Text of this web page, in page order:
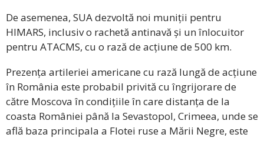
De asemenea, SUA dezvoltă noi muniții pentru
HIMARS, inclusiv o rachetă antinavă și un înlocuitor
pentru ATACMS, cu o rază de acțiune de 500 km.
Prezența artileriei americane cu rază lungă de acțiune
în România este probabil privită cu îngrijorare de
către Moscova în condițiile în care distanța de la
coasta României până la Sevastopol, Crimeea, unde se
află baza principala a Flotei ruse a Mării Negre, este